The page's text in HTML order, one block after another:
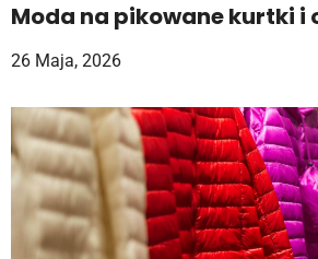
Moda na pikowane kurtki i
26 Maja, 2026